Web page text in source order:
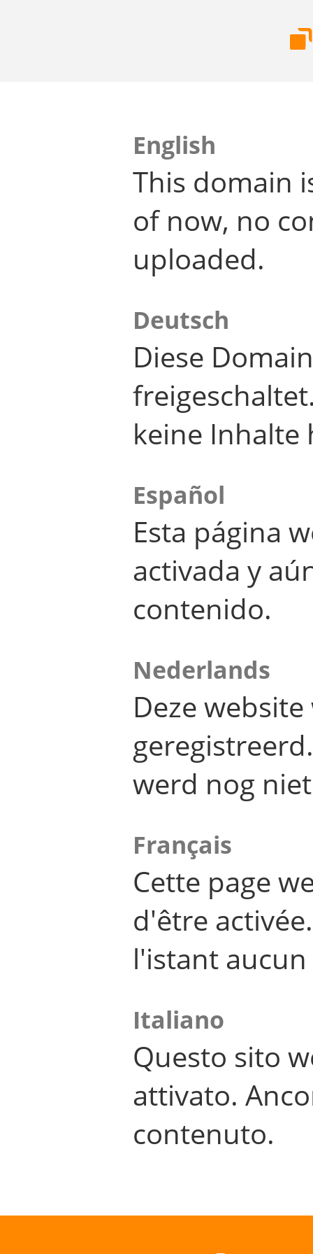
English
This domain
of now, no
uploaded.
Deutsch
Diese
keine Inhalte
Español
Esta página
activada y
contenido.
Nederlands
Deze
werd nog
Français
Cette page
d'être
l'istant
Italiano
Questo sito
attivato.
contenuto.